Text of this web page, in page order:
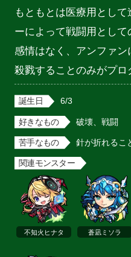
もともとは医療用とし
ーによって戦闘用として
感情はなく、アンファン
殺戮することのみがプロ
誕生日 6/3
好きなもの 破壊、戦闘
苦手なもの 針が折れるこ
関連モンスター
不知火ヒナタ 蒼凪ミソラ